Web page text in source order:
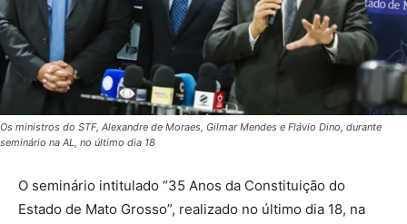
Os ministros do STF, Alexandre de Moraes, Gilmar Mendes e Flávio Dino, durante
seminário na AL, no último dia 18
O seminário intitulado “35 Anos da Constituição do
Estado de Mato Grosso”, realizado no último dia 18, na